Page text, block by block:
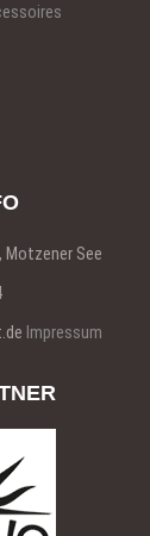
Motzener See
Impressum